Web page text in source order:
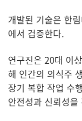
개발된 기술은 한
에서 검증한다.
연구진은 20대 이
해 인간의 의식주
장기 복합 작업 수
안전성과 신뢰성